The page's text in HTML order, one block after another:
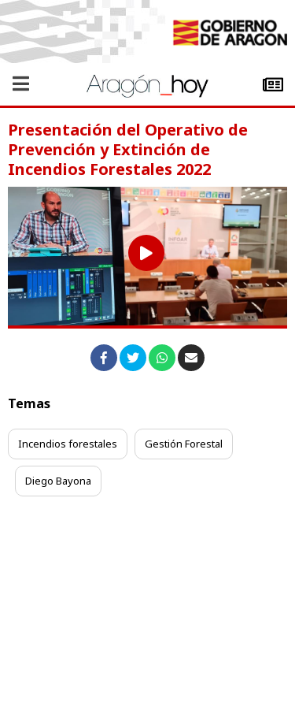
Presentación del Operativo de
Prevención y Extinción de
Incendios Forestales 2022
Temas
Incendios forestales Gestión Forestal
Diego Bayona